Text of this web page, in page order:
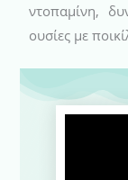
ντοπαμίνη,
ουσίες με